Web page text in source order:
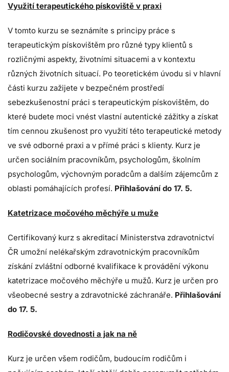
Využití terapeutického pískoviště v praxi
V tomto kurzu se seznámíte s principy práce s
terapeutickým pískovištěm pro různé typy klientů s
rozličnými aspekty, životními situacemi a v kontextu
různých životních situací. Po teoretickém úvodu si v hlavní
části kurzu zažijete v bezpečném prostředí
sebezkušenostní práci s terapeutickým pískovištěm, do
které budete moci vnést vlastní autentické zážitky a získat
tím cennou zkušenost pro využití této terapeutické metody
ve své odborné praxi a v přímé práci s klienty. Kurz je
určen sociálním pracovníkům, psychologům, školním
psychologům, výchovným poradcům a dalším zájemcům z
oblasti pomáhajících profesí. Přihlašování do 17. 5.
Katetrizace močového měchýře u muže
Certifikovaný kurz s akreditací Ministerstva zdravotnictví
ČR umožní nelékařským zdravotnickým pracovníkům
získání zvláštní odborné kvalifikace k provádění výkonu
katetrizace močového měchýře u mužů. Kurz je určen pro
všeobecné sestry a zdravotnické záchranáře. Přihlašování
do 17. 5.
Rodičovské dovednosti a jak na ně
Kurz je určen všem rodičům, budoucím rodičům i